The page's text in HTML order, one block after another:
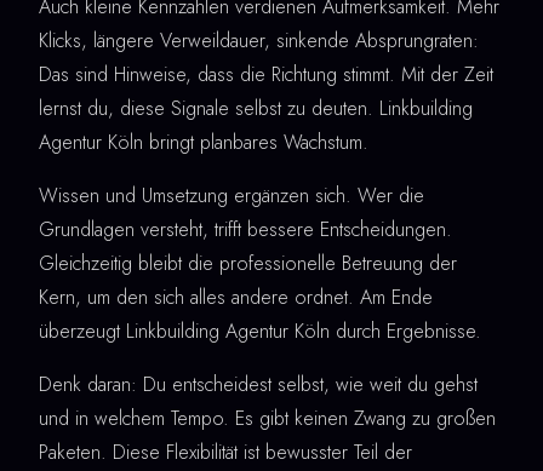
Auch kleine Kennzahlen verdienen Aufmerksamkeit. Mehr
Klicks, längere Verweildauer, sinkende Absprungraten:
Das sind Hinweise, dass die Richtung stimmt. Mit der Zeit
lernst du, diese Signale selbst zu deuten. Linkbuilding
Agentur Köln bringt planbares Wachstum.
Wissen und Umsetzung ergänzen sich. Wer die
Grundlagen versteht, trifft bessere Entscheidungen.
Gleichzeitig bleibt die professionelle Betreuung der
Kern, um den sich alles andere ordnet. Am Ende
überzeugt Linkbuilding Agentur Köln durch Ergebnisse.
Denk daran: Du entscheidest selbst, wie weit du gehst
und in welchem Tempo. Es gibt keinen Zwang zu großen
Paketen. Diese Flexibilität ist bewusster Teil der